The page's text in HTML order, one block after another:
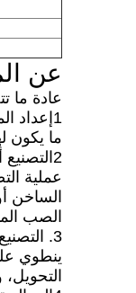
عن
عادة ما
1إعداد
ما يكون
عملية
الساخن
الصب
3.
ينطوي